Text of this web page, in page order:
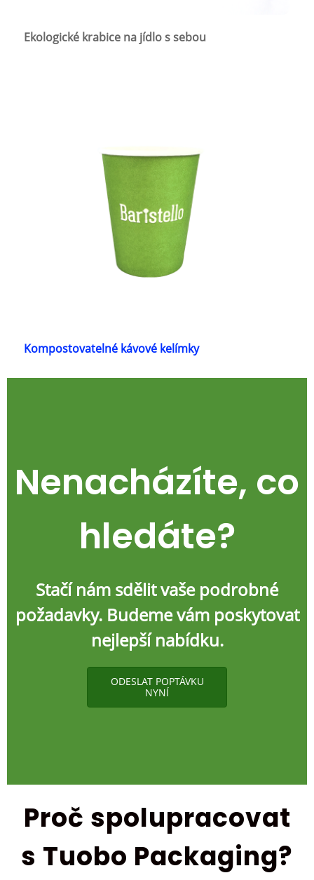
Ekologické krabice na jídlo s sebou
Kompostovatelné kávové kelímky
Nenacházíte, co
hledáte?
Stačí nám sdělit vaše podrobné
požadavky. Budeme vám poskytovat
nejlepší nabídku.
ODESLAT POPTÁVKU
NYNÍ
Proč spolupracovat
s Tuobo Packaging?